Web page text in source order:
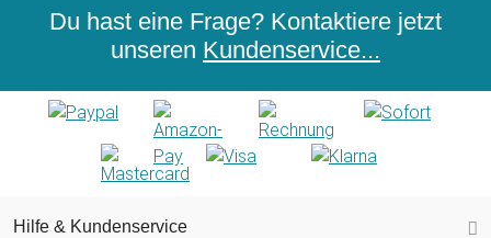
Du hast eine Frage? Kontaktiere jetzt
unseren Kundenservice...
Hilfe & Kundenservice